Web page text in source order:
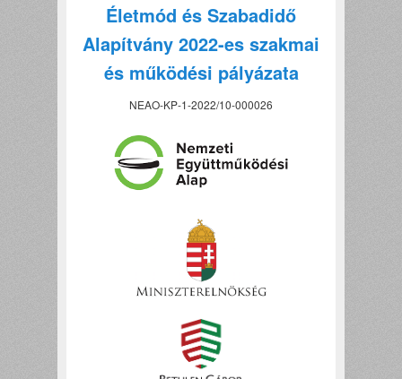
Életmód és Szabadidő
Alapítvány 2022-es szakmai
és működési pályázata
NEAO-KP-1-2022/10-000026